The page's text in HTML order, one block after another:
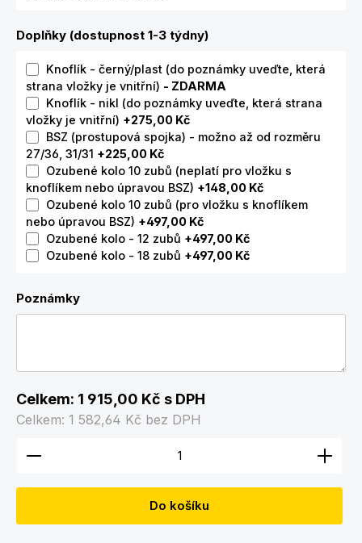
Doplňky (dostupnost 1-3 týdny)
Knoflík - černý/plast (do poznámky uveďte, která
strana vložky je vnitřní) - ZDARMA
Knoflík - nikl (do poznámky uveďte, která strana
vložky je vnitřní) +275,00 Kč
BSZ (prostupová spojka) - možno až od rozměru
27/36, 31/31 +225,00 Kč
Ozubené kolo 10 zubů (neplatí pro vložku s
knoflíkem nebo úpravou BSZ) +148,00 Kč
Ozubené kolo 10 zubů (pro vložku s knoflíkem
nebo úpravou BSZ) +497,00 Kč
Ozubené kolo - 12 zubů +497,00 Kč
Ozubené kolo - 18 zubů +497,00 Kč
Poznámky
Celkem: 1 915,00 Kč s DPH
Celkem: 1 582,64 Kč bez DPH
Množství produktu: Zadejte požadované
Do košíku